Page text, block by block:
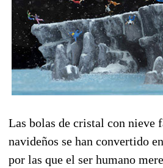
Las bolas de cristal con nieve
navideños se han convertido
por las que el ser humano